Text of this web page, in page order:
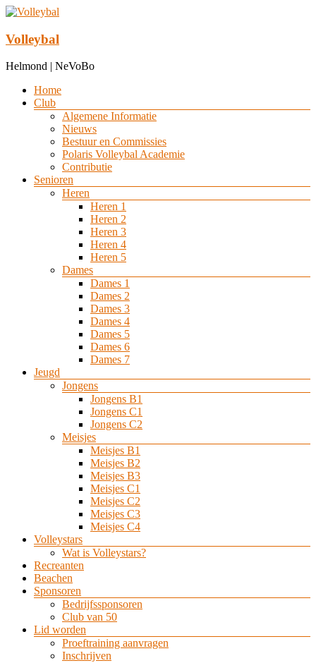
Ga
de
inhoud
Volleybal
Helmond | NeVoBo
Menu
Home
Club
Algemene Informatie
Nieuws
Bestuur en Commissies
Polaris Volleybal Academie
Contributie
Senioren
Heren
Heren 1
Heren 2
Heren 3
Heren 4
Heren 5
Dames
Dames 1
Dames 2
Dames 3
Dames 4
Dames 5
Dames 6
Dames 7
Jeugd
Jongens
Jongens B1
Jongens C1
Jongens C2
Meisjes
Meisjes B1
Meisjes B2
Meisjes B3
Meisjes C1
Meisjes C2
Meisjes C3
Meisjes C4
Volleystars
Wat is Volleystars?
Recreanten
Beachen
Sponsoren
Bedrijfssponsoren
Club van 50
Lid worden
Proeftraining aanvragen
Inschrijven